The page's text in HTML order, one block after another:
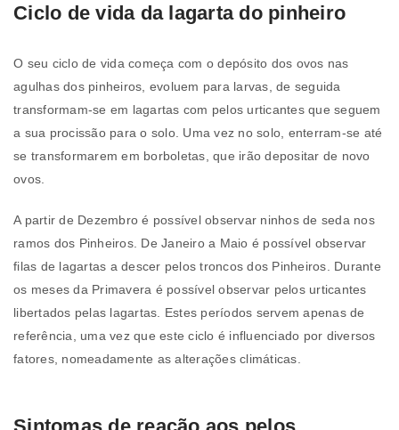
Ciclo de vida da lagarta do pinheiro
O seu ciclo de vida começa com o depósito dos ovos nas
agulhas dos pinheiros, evoluem para larvas, de seguida
transformam-se em lagartas com pelos urticantes que seguem
a sua procissão para o solo. Uma vez no solo, enterram-se até
se transformarem em borboletas, que irão depositar de novo
ovos.
A partir de Dezembro é possível observar ninhos de seda nos
ramos dos Pinheiros. De Janeiro a Maio é possível observar
filas de lagartas a descer pelos troncos dos Pinheiros. Durante
os meses da Primavera é possível observar pelos urticantes
libertados pelas lagartas. Estes períodos servem apenas de
referência, uma vez que este ciclo é influenciado por diversos
fatores, nomeadamente as alterações climáticas.